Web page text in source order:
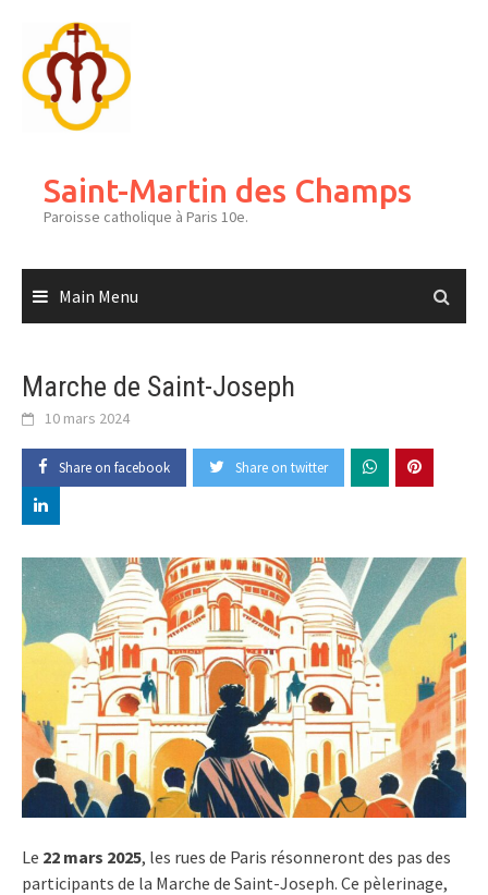
content
Saint-Martin des Champs
Paroisse catholique à Paris 10e.
Main Menu
Marche de Saint-Joseph
10 mars 2024
Share on facebook Share on twitter
Le 22 mars 2025, les rues de Paris résonneront des pas des
participants de la Marche de Saint-Joseph. Ce pèlerinage,